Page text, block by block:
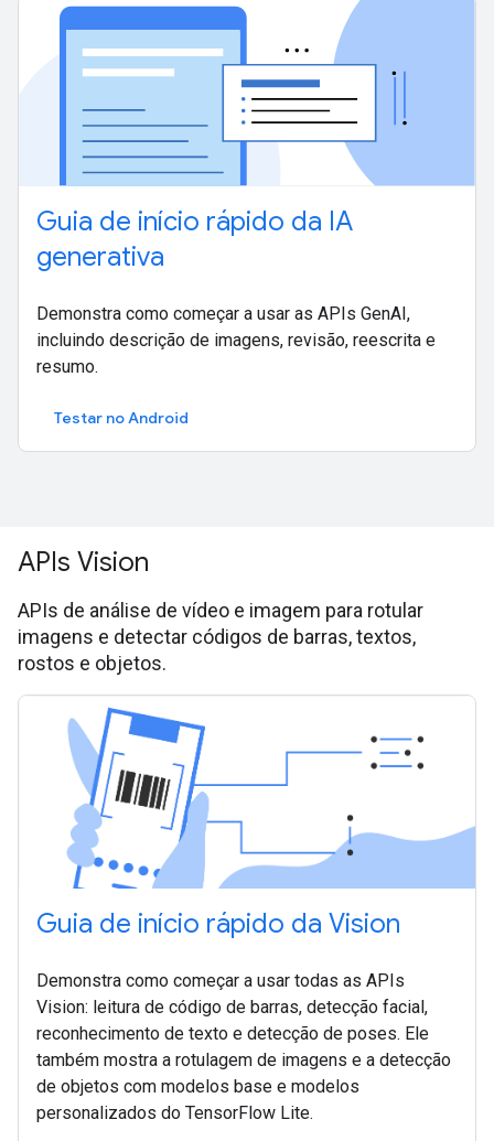
Guia de início rápido da IA
generativa
Demonstra como começar a usar as APIs GenAI,
incluindo descrição de imagens, revisão, reescrita e
resumo.
Testar no Android
APIs Vision
APIs de análise de vídeo e imagem para rotular
imagens e detectar códigos de barras, textos,
rostos e objetos.
Guia de início rápido da Vision
Demonstra como começar a usar todas as APIs
Vision: leitura de código de barras, detecção facial,
reconhecimento de texto e detecção de poses. Ele
também mostra a rotulagem de imagens e a detecção
de objetos com modelos base e modelos
personalizados do TensorFlow Lite.